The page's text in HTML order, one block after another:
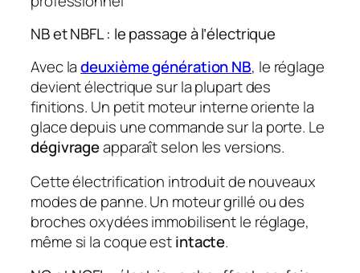
NB et NBFL : le passage à l’électrique
Avec ladeuxième génération NB, le réglage
devient électrique sur la plupart des
finitions. Un petit moteur interne oriente la
glace depuis une commande sur la porte. Le
dégivrageapparaît selon les versions.
Cette électrification introduit de nouveaux
modes de panne. Un moteur grillé ou des
broches oxydées immobilisent le réglage,
même si la coque estintacte.